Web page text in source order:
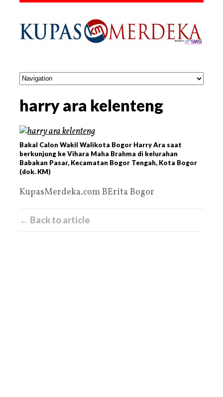
harry ara kelenteng
Bakal Calon Wakil Walikota Bogor Harry Ara saat
berkunjung ke Vihara Maha Brahma di kelurahan
Babakan Pasar, Kecamatan Bogor Tengah, Kota Bogor
(dok. KM)
KupasMerdeka.com BErita Bogor
← Back to article